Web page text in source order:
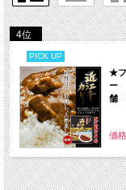
4位
PICK UP
★
ー
舗
価